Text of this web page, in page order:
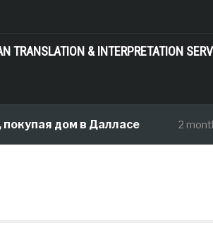
TRANSLATION & INTERPRETATION
дом в Далласе 2 months ago